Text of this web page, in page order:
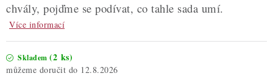
chvály, pojďme se podívat, co tahle sada umí.
Více informací
Skladem (2 ks)
12.8.2026